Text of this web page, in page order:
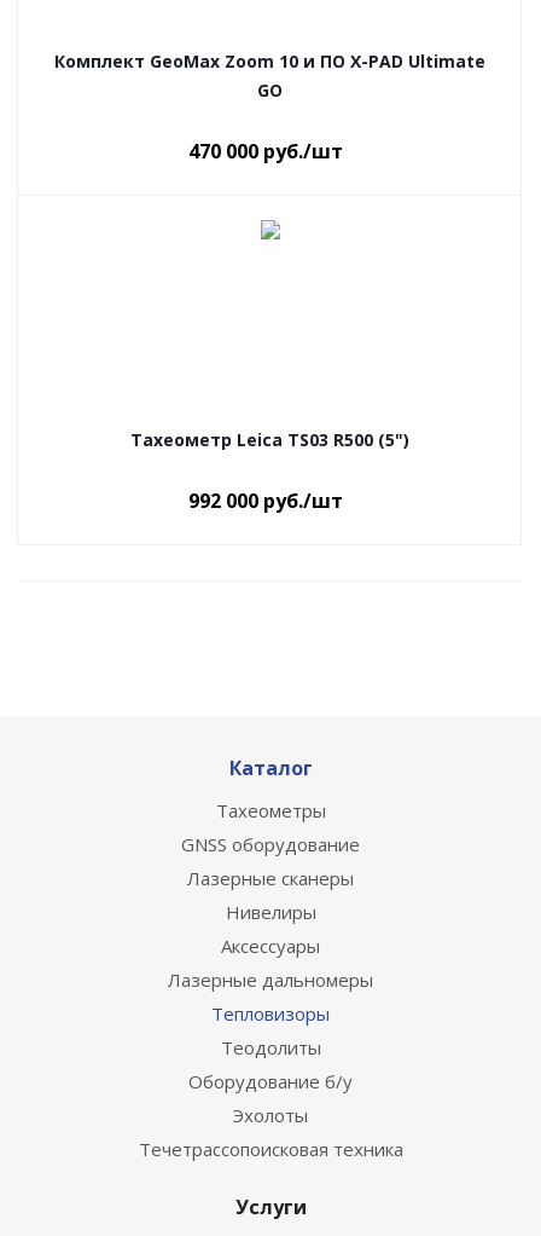
Комплект GeoMax Zoom 10 и ПО X-PAD Ultimate
GO
470 000 руб./шт
Тахеометр Leica TS03 R500 (5")
992 000 руб./шт
Каталог
Тахеометры
GNSS оборудование
Лазерные сканеры
Нивелиры
Аксессуары
Лазерные дальномеры
Тепловизоры
Теодолиты
Оборудование б/у
Эхолоты
Течетрассопоисковая техника
Услуги